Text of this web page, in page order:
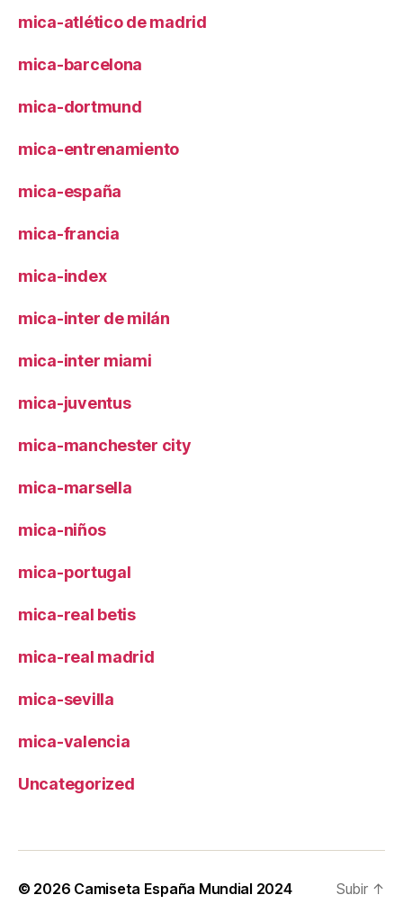
mica-atlético de madrid
mica-barcelona
mica-dortmund
mica-entrenamiento
mica-españa
mica-francia
mica-index
mica-inter de milán
mica-inter miami
mica-juventus
mica-manchester city
mica-marsella
mica-niños
mica-portugal
mica-real betis
mica-real madrid
mica-sevilla
mica-valencia
Uncategorized
© 2026 Camiseta España Mundial 2024 Subir ↑